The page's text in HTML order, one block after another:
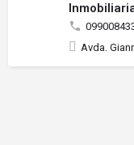
Avda.